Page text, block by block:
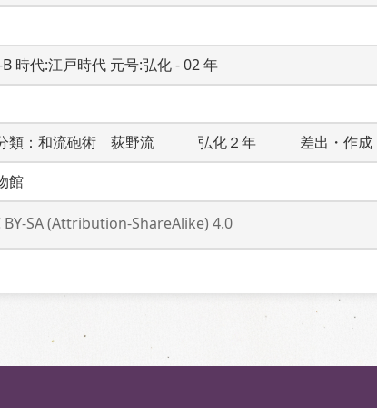
時代:江戸時代 元号:弘化 - 02 年
類：和流砲術　荻野流　　　弘化２年　　　差出・
館
BY-SA (Attribution-ShareAlike) 4.0